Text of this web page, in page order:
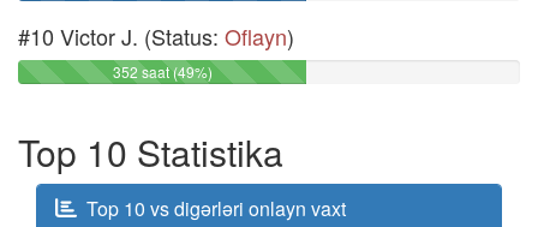
#10 Victor J. (Status: Oflayn)
352 saat (49%)
Top 10 Statistika
Top 10 vs digərləri onlayn vaxt